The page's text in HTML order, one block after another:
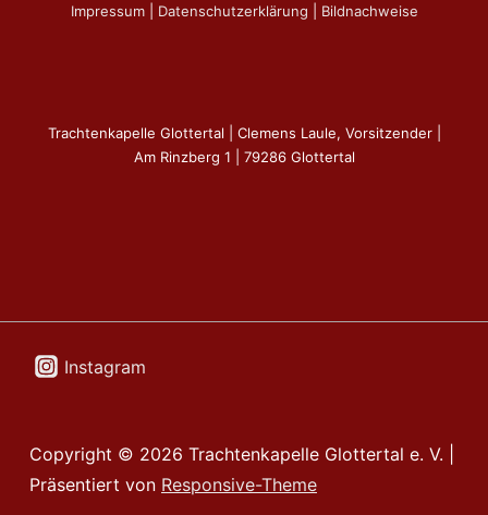
Impressum| Datenschutzerklärung Bildnachweise
Trachtenkapelle Glottertal | Clemens Laule, Vorsitzender |
Am Rinzberg 1 | 79286 Glottertal
Instagram
Copyright © 2026 Trachtenkapelle Glottertal e. V.
Präsentiert von Responsive-Theme